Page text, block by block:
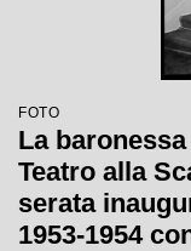
FOTO
La
Teatro alla
serata
1953-1954